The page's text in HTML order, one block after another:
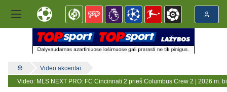
Video akcentai
Video: MLS NEXT PRO: FC Cincinnati 2 prieš Columbus Crew 2 | 2026 m.